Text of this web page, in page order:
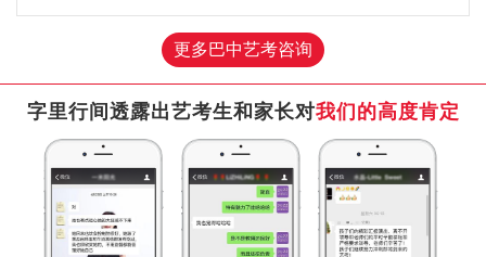
更多巴中艺考咨询
字里行间透露出艺考生和家长对我们的高度肯定